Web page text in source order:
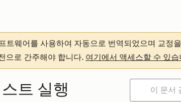
트웨어를 사용하여 자동으로 번역되었으며 교정
으로 간주해야 합니다. 여기에서 액세스할 수 있습
트 실행